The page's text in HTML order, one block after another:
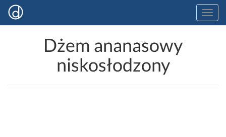
Dżem ananasowy
niskosłodzony